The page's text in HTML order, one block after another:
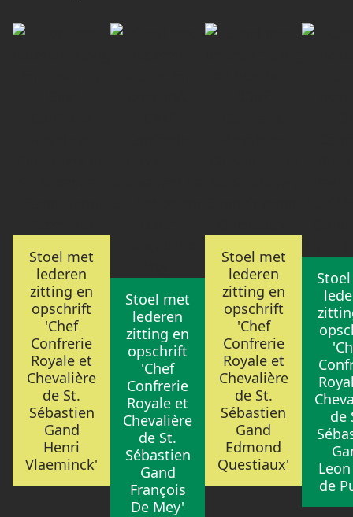
Stoel met
lederen
zitting en
opschrift
'Chef
Confrerie
Royale et
Chevalière
de St.
Sébastien
Gand
Henri
Vlaeminck'
Stoel met
lederen
zitting en
opschrift
'Chef
Confrerie
Royale et
Chevalière
de St.
Sébastien
Gand
François
De Mey'
Stoel met
lederen
zitting en
opschrift
'Chef
Confrerie
Royale et
Chevalière
de St.
Sébastien
Gand
Edmond
Questiaux'
de
de